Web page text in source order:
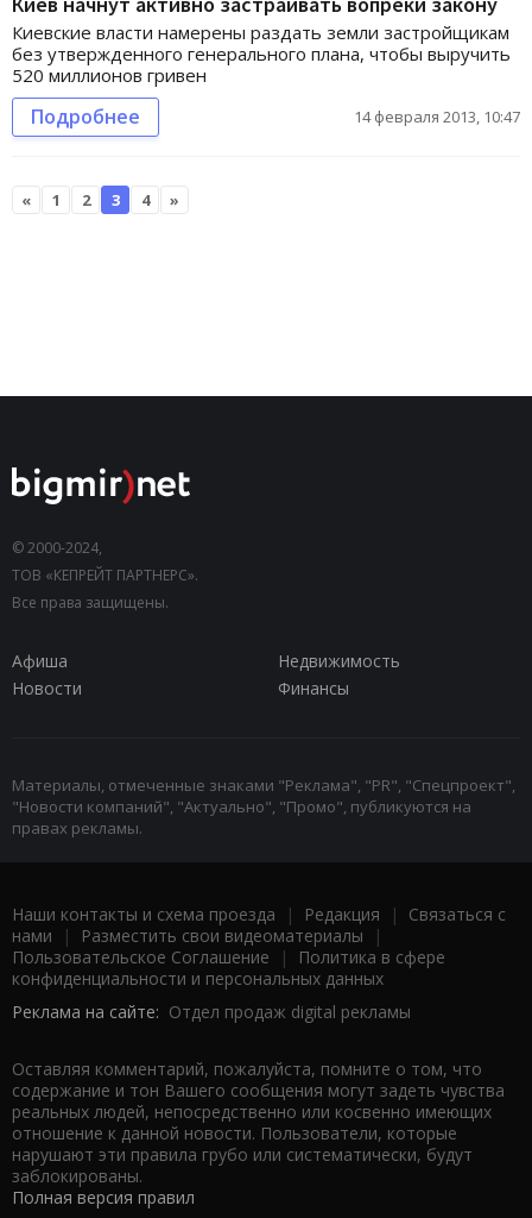
Киевские власти намерены раздать земли застройщикам
без утвержденного генерального плана, чтобы выручить
520 миллионов гривен
Подробнее 14 февраля 2013, 10:47
« 1 2 3 4 »
© 2000-2024,
ТОВ «КЕПРЕЙТ ПАРТНЕРС».
Все права защищены.
Афиша
Недвижимость
Новости
Финансы
Материалы, отмеченные знаками "Реклама", "PR", "Спецпроект",
"Новости компаний", "Актуально", "Промо", публикуются на
правах рекламы.
Наши контакты и схема проезда | Редакция | Связаться с
нами | Разместить свои видеоматериалы |
Пользовательское Соглашение |
Политика в сфере
конфиденциальности и персональных данных
Реклама на сайте: Отдел продаж digital рекламы
Оставляя комментарий, пожалуйста, помните о том, что
содержание и тон Вашего сообщения могут задеть чувства
реальных людей, непосредственно или косвенно имеющих
отношение к данной новости. Пользователи, которые
нарушают эти правила грубо или систематически, будут
заблокированы.
Полная версия правил